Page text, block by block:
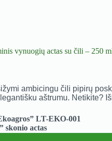
vynuogių actas su čili – 250
ambicingu čili pipirų
aštrumu. Netikite?
LT-EKO-001
skonio actas